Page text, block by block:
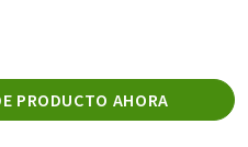
PRODUCTO AHORA